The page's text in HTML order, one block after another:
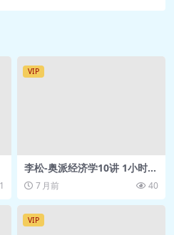
羊座.mp3
金牛座.mp3
天秤座.mp3
天蝎座.mp3
射手座.mp3
摩羯座.mp3
VIP
李松-奥派经济学10讲 1小时，
搞懂奥地利经济学派 得到 网
盘资源
7 月前 40
VIP